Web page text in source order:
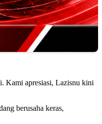
Kami apresiasi, Lazisnu kini
berusaha keras,